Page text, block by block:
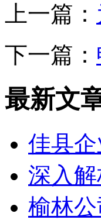
上一篇：
下一篇：
最新文
佳县
深入
榆林